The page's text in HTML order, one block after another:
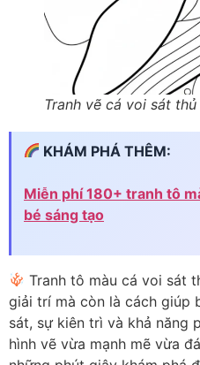
Tranh vẽ cá voi sát
KHÁM PHÁ THÊM:
Miễn phí 180+ tranh tô
bé sáng tạo
Tranh tô màu cá voi sát
giải trí mà còn là cách giúp
sát, sự kiên trì và khả năng
hình vẽ vừa mạnh mẽ vừa